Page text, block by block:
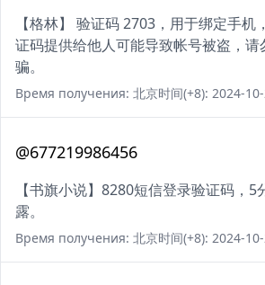
【格林】 验证码 2703，用于绑定手机
证码提供给他人可能导致帐号被盗，请
骗。
Время получения: 北京时间(+8): 2024-
@677219986456
【书旗小说】8280短信登录验证码，
露。
Время получения: 北京时间(+8): 2024-